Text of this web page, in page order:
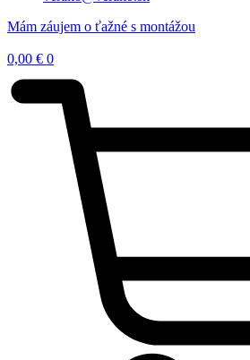
Mám záujem o ťažné s montážou
0,00 € 0